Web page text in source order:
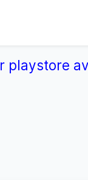
playstore